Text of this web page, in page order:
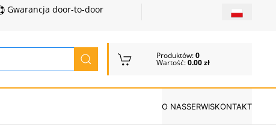
Gwarancja door-to-door
Produktów:0
Wartość:0.00 zł
O NASSERWISKONTAKT